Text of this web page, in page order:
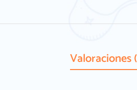
Valoraciones